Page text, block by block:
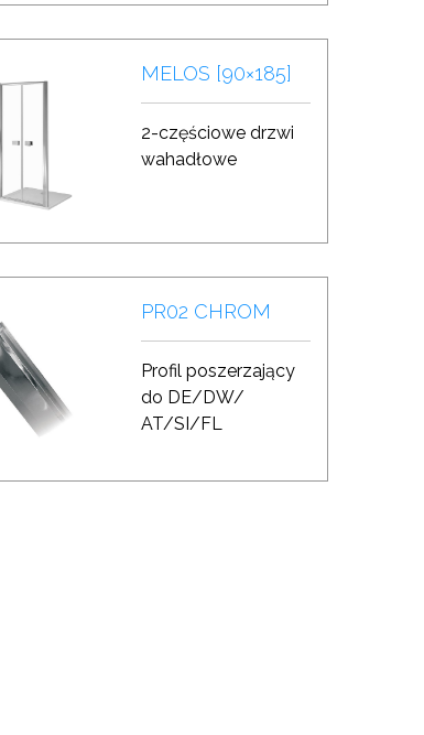
MELOS [90×185]
2-częściowe drzwi
wahadłowe
PR02 CHROM
Profil poszerzający
do DE/DW/
AT/SI/FL